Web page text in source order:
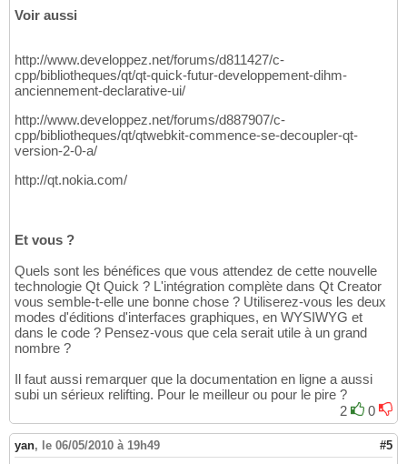
Voir aussi
http://www.developpez.net/forums/d811427/c-
cpp/bibliotheques/qt/qt-quick-futur-developpement-dihm-
anciennement-declarative-ui/
http://www.developpez.net/forums/d887907/c-
cpp/bibliotheques/qt/qtwebkit-commence-se-decoupler-qt-
version-2-0-a/
http://qt.nokia.com/
Et vous ?
Quels sont les bénéfices que vous attendez de cette nouvelle
technologie Qt Quick ? L'intégration complète dans Qt Creator
vous semble-t-elle une bonne chose ? Utiliserez-vous les deux
modes d'éditions d'interfaces graphiques, en WYSIWYG et
dans le code ? Pensez-vous que cela serait utile à un grand
nombre ?
Il faut aussi remarquer que la documentation en ligne a aussi
subi un sérieux relifting. Pour le meilleur ou pour le pire ?
2
0
yan, le 06/05/2010 à 19h49 #5